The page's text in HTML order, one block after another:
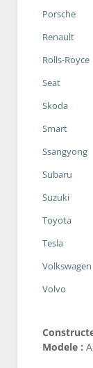
Porsche
Renault
Rolls-Royce
Seat
Skoda
Smart
Ssangyong
Subaru
Suzuki
Toyota
Tesla
Volkswagen
Volvo
Modele :